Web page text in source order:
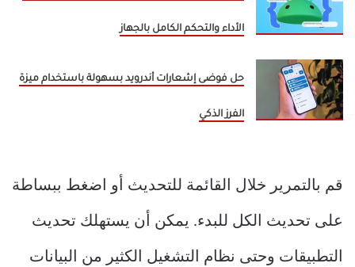
الأداء والتحكم الكامل بالجهاز
حل فوضى إشعارات أندرويد بسهولة باستخدام ميزة
الفرز الذكي
قم بالتمرير خلال القائمة للتحديث أو اضغط ببساطة
على تحديث الكل للبدء. يمكن أن يستهلك تحديث
التطبيقات وحتى نظام التشغيل الكثير من البيانات